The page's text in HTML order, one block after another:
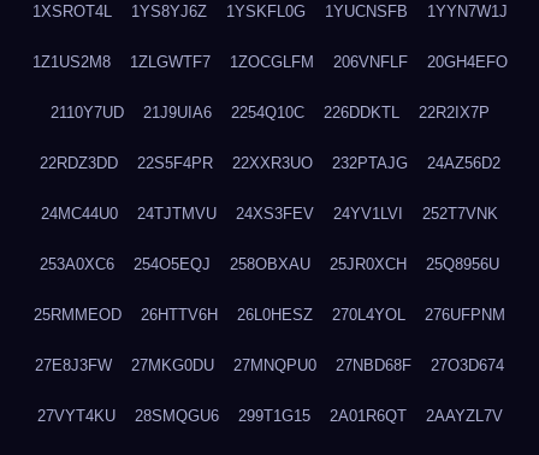
1XSROT4L 1YS8YJ6Z 1YSKFL0G 1YUCNSFB 1YYN7W1J
1Z1US2M8 1ZLGWTF7 1ZOCGLFM 206VNFLF 20GH4EFO
2110Y7UD 21J9UIA6 2254Q10C 226DDKTL 22R2IX7P
22RDZ3DD 22S5F4PR 22XXR3UO 232PTAJG 24AZ56D2
24MC44U0 24TJTMVU 24XS3FEV 24YV1LVI 252T7VNK
253A0XC6 254O5EQJ 258OBXAU 25JR0XCH 25Q8956U
25RMMEOD 26HTTV6H 26L0HESZ 270L4YOL 276UFPNM
27E8J3FW 27MKG0DU 27MNQPU0 27NBD68F 27O3D674
27VYT4KU 28SMQGU6 299T1G15 2A01R6QT 2AAYZL7V